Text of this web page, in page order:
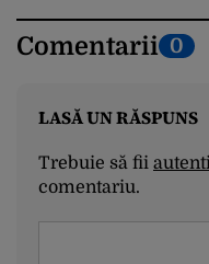
Comentarii 0
LASĂ UN RĂSPUNS
Trebuie să fii
comentariu.